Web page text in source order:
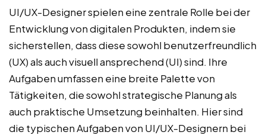
UI/UX-Designer spielen eine zentrale Rolle bei der
Entwicklung von digitalen Produkten, indem sie
sicherstellen, dass diese sowohl benutzerfreundlich
(UX) als auch visuell ansprechend (UI) sind. Ihre
Aufgaben umfassen eine breite Palette von
Tätigkeiten, die sowohl strategische Planung als
auch praktische Umsetzung beinhalten. Hier sind
die typischen Aufgaben von UI/UX-Designern bei